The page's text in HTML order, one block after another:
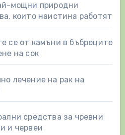
мощни природни
които наистина работят
се от камъни в бъбреците
на сок
лечение на рак на
средства за чревни
и червеи